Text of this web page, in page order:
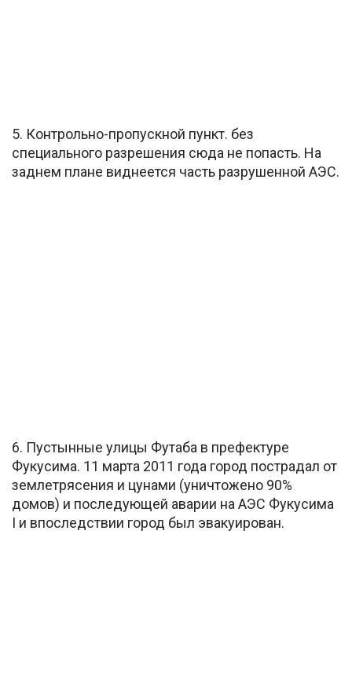
5. Контрольно-пропускной пункт. без
специального разрешения сюда не попасть. На
заднем плане виднеется часть разрушенной АЭС.
6. Пустынные улицы Футаба в префектуре
Фукусима. 11 марта 2011 года город пострадал от
землетрясения и цунами (уничтожено 90%
домов) и последующей аварии на АЭС Фукусима
I и впоследствии город был эвакуирован.